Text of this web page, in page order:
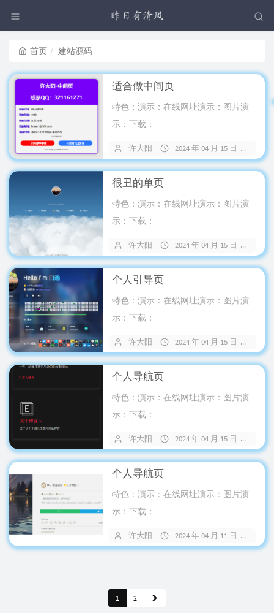
首页 建站源码
适合做中间页
特色：演示：在线网址演示：图片演
示：下载：
许大阳 2024 年 04 月 15 日
很丑的单页
特色：演示：在线网址演示：图片演
示：下载：
许大阳 2024 年 04 月 15 日
个人引导页
特色：演示：在线网址演示：图片演
示：下载：
许大阳 2024 年 04 月 15 日
个人导航页
特色：演示：在线网址演示：图片演
示：下载：
许大阳 2024 年 04 月 15 日
个人导航页
特色：演示：在线网址演示：图片演
示：下载：
许大阳 2024 年 04 月 11 日
1 2